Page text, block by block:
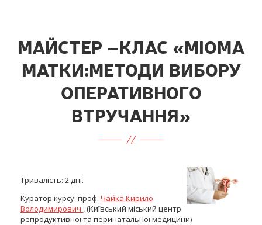
МАЙСТЕР –КЛАС «МІОМА
МАТКИ:МЕТОДИ ВИБОРУ
ОПЕРАТИВНОГО
ВТРУЧАННЯ»
Тривалість: 2 дні.
Куратор курсу: проф. Чайка Кирило
Володимирович , (Київський міський центр
репродуктивної та перинатальної медицини)